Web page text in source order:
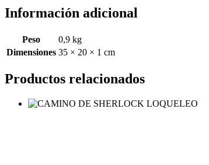
Información adicional
Peso
0,9 kg
Dimensiones 35 × 20 × 1 cm
Productos relacionados